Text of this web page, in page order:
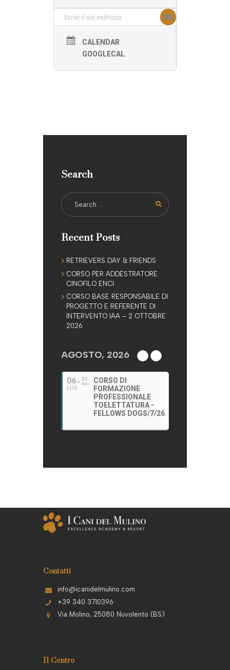
CALENDAR
GOOGLECAL
Search
Recent Posts
RETRIEVERS DAY & FRIENDS
CORSO PER ADDESTRATORE
CINOFILO ENCI
CORSO BASE RESPONSABILE DI
PROGETTO E REFERENTE DI
INTERVENTO IAA – 2 OTTOBRE
2026
AGOSTO, 2026
06
LUG
31
AGO
CORSO DI
FORMAZIONE
PROFESSIONALE
TOELETTATURA -
FELLOWS DOGS/7/26
Contatti
info@icanidelmulino.com
+39 340 3710396
Via Molino, 25080 Nuvolento (BS)
Il Centro